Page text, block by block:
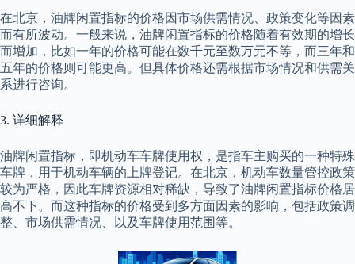
在北京，油牌闲置指标的价格因市场供需情况、政策变化等因素
而有所波动。一般来说，油牌闲置指标的价格随着有效期的增长
而增加，比如一年的价格可能在数千元至数万元不等，而三年和
五年的价格则可能更高。但具体价格还需根据市场情况和供需关
系进行咨询。
3. 详细解释
油牌闲置指标，即机动车车牌使用权，是指车主购买的一种特殊
车牌，用于机动车辆的上牌登记。在北京，机动车数量管控政策
较为严格，因此车牌资源相对稀缺，导致了油牌闲置指标价格居
高不下。而这种指标的价格受到多方面因素的影响，包括政策调
整、市场供需情况、以及车牌使用范围等。